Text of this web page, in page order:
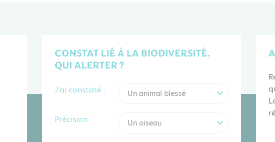
CONSTAT LIÉ À LA BIODIVERSITÉ.
QUI ALERTER ?
J'ai constaté : Un animal blessé
Précision : Un oiseau